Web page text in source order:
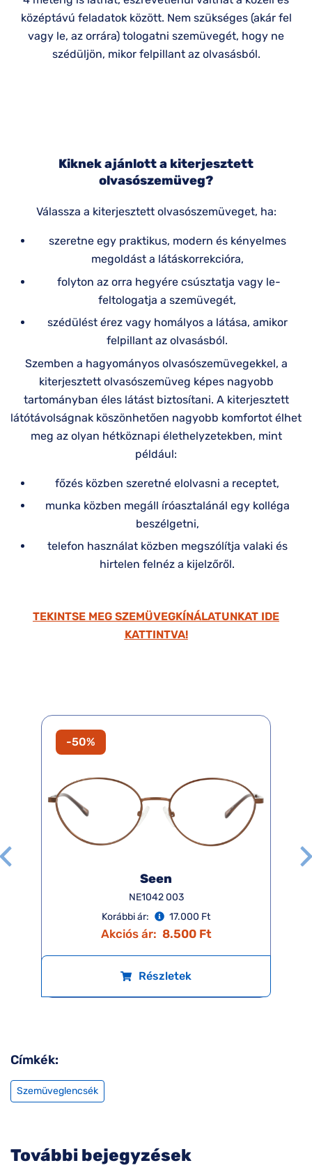
középtávú feladatok között. Nem szükséges (akár fel
vagy le, az orrára) tologatni szemüvegét, hogy ne
szédüljön, mikor felpillant az olvasásból.
Kiknek ajánlott a kiterjesztett
olvasószemüveg?
Válassza a kiterjesztett olvasószemüveget, ha:
szeretne egy praktikus, modern és kényelmes
megoldást a látáskorrekcióra,
folyton az orra hegyére csúsztatja vagy le-
feltologatja a szemüvegét,
szédülést érez vagy homályos a látása, amikor
felpillant az olvasásból.
Szemben a hagyományos olvasószemüvegekkel, a
kiterjesztett olvasószemüveg képes nagyobb
tartományban éles látást biztosítani. A kiterjesztett
látótávolságnak köszönhetően nagyobb komfortot élhet
meg az olyan hétköznapi élethelyzetekben, mint
például:
főzés közben szeretné elolvasni a receptet,
munka közben megáll íróasztalánál egy kolléga
beszélgetni,
telefon használat közben megszólítja valaki és
hirtelen felnéz a kijelzőről.
TEKINTSE MEG SZEMÜVEGKÍNÁLATUNKAT IDE
KATTINTVA!
-50%
Seen
NE1042 003
Korábbi ár:
17.000 Ft
Akciós ár: 8.500 Ft
Részletek
Címkék:
Szemüveglencsék
További bejegyzések